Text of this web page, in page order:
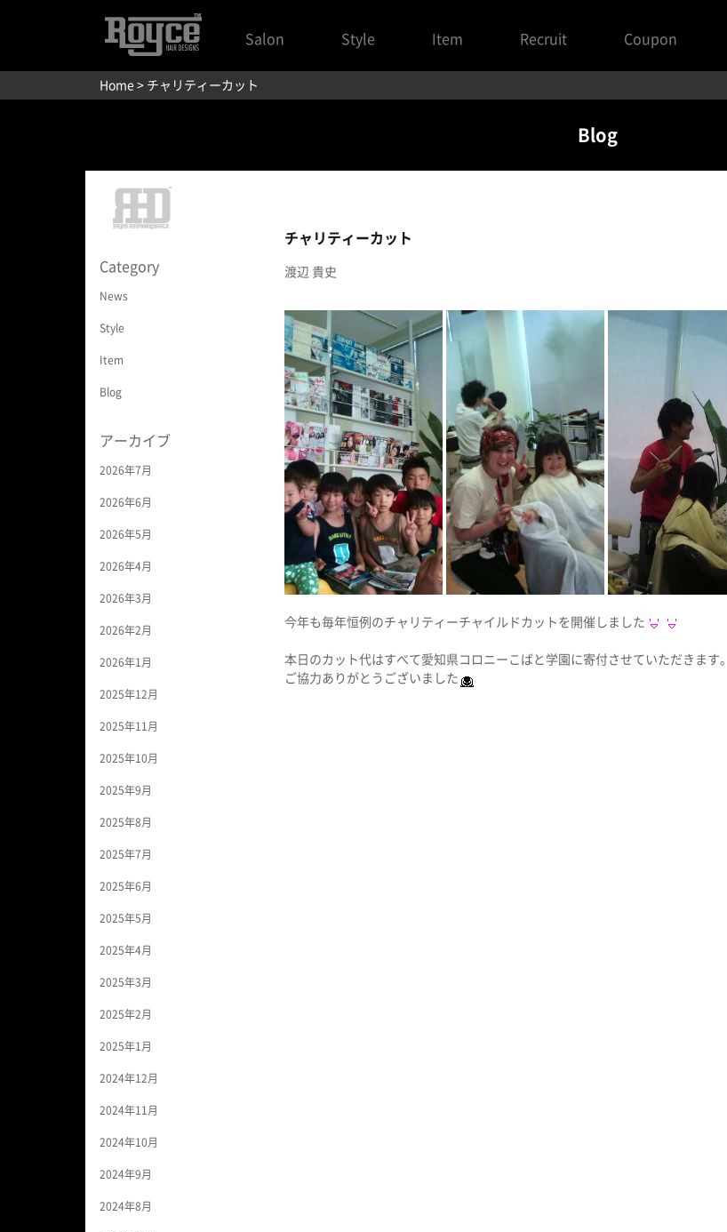
Salon Style Item Recruit Coupon
Home > チャリティーカット
Blog
Category
News
Style
Item
Blog
アーカイブ
2026年7月
2026年6月
2026年5月
2026年4月
2026年3月
2026年2月
2026年1月
2025年12月
2025年11月
2025年10月
2025年9月
2025年8月
2025年7月
2025年6月
2025年5月
2025年4月
2025年3月
2025年2月
2025年1月
2024年12月
2024年11月
2024年10月
2024年9月
2024年8月
チャリティーカット
渡辺 貴史
今年も毎年恒例のチャリティーチャイルドカットを開催しました
本日のカット代はすべて愛知県コロニーこばと学園に寄付させていただきます。
ご協力ありがとうございました